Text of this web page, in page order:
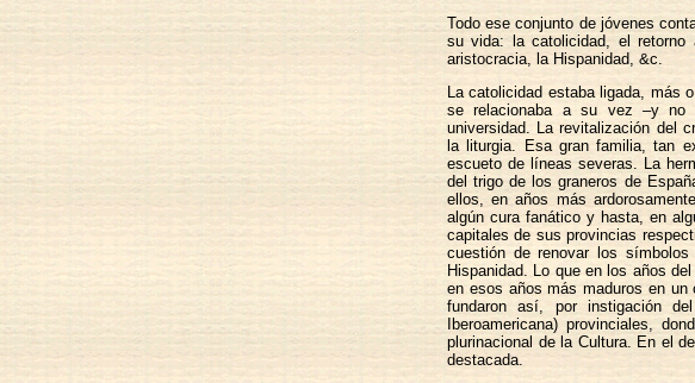
Todo ese conjunto de jóvenes
su vida: la catolicidad, el
aristocracia, la Hispanidad, &c.
La catolicidad estaba ligada, más
se relacionaba a su vez –y no
universidad. La revitalización del
la liturgia. Esa gran familia, tan
escueto de líneas severas. La
del trigo de los graneros de
ellos, en años más
algún cura fanático y hasta, en
capitales de sus provincias
cuestión de renovar los
Hispanidad. Lo que en los años
en esos años más maduros en un
fundaron así, por instigación
Iberoamericana) provinciales,
plurinacional de la Cultura. En el
destacada.